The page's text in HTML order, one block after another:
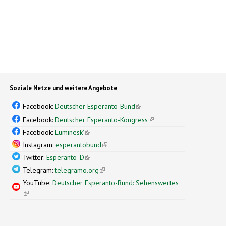
Soziale Netze und weitere Angebote
Facebook:Deutscher Esperanto-Bund(link is external)
Facebook:Deutscher Esperanto-Kongress(link is external)
Facebook:Luminesk'(link is external)
Instagram:esperantobund(link is external)
Twitter:Esperanto_D(link is external)
Telegram:telegramo.org(link is external)
YouTube:Deutscher Esperanto-Bund: Sehenswertes
(link is external)